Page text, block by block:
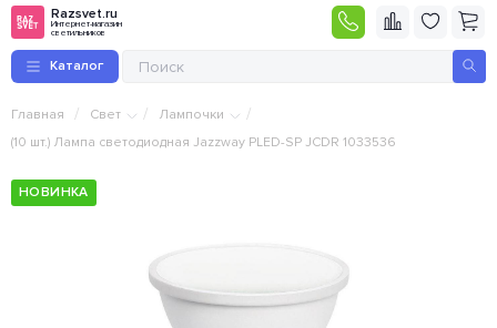
Razsvet.ru
Интернет-магазин
светильников
Каталог
Главная / Свет / Лампочки /
(10 шт.) Лампа светодиодная Jazzway PLED-SP JCDR 1033536
НОВИНКА